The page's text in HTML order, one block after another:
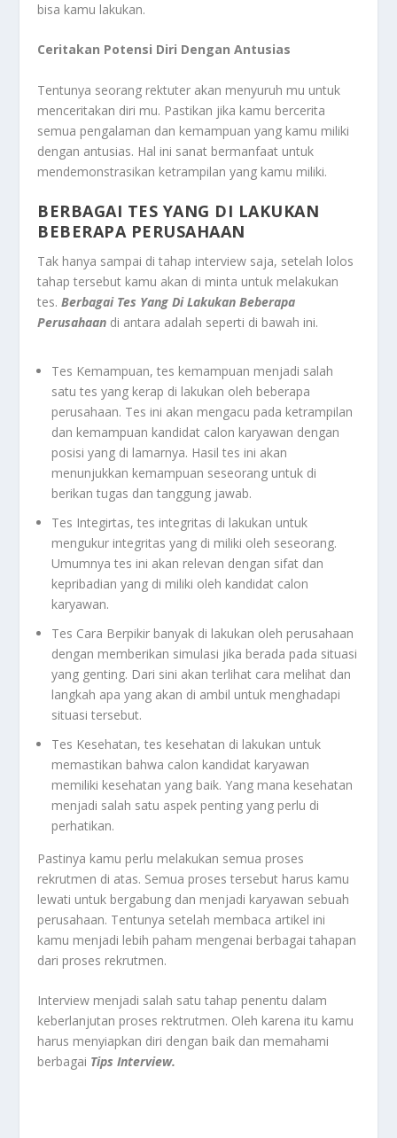
bisa kamu lakukan.
Ceritakan Potensi Diri Dengan Antusias
Tentunya seorang rektuter akan menyuruh mu untuk
menceritakan diri mu. Pastikan jika kamu bercerita
semua pengalaman dan kemampuan yang kamu miliki
dengan antusias. Hal ini sanat bermanfaat untuk
mendemonstrasikan ketrampilan yang kamu miliki.
BERBAGAI TES YANG DI LAKUKAN
BEBERAPA PERUSAHAAN
Tak hanya sampai di tahap interview saja, setelah lolos
tahap tersebut kamu akan di minta untuk melakukan
tes.Berbagai Tes Yang Di Lakukan Beberapa
Perusahaan di antara adalah seperti di bawah ini.
Tes Kemampuan, tes kemampuan menjadi salah
satu tes yang kerap di lakukan oleh beberapa
perusahaan. Tes ini akan mengacu pada ketrampilan
dan kemampuan kandidat calon karyawan dengan
posisi yang di lamarnya. Hasil tes ini akan
menunjukkan kemampuan seseorang untuk di
berikan tugas dan tanggung jawab.
Tes Integirtas, tes integritas di lakukan untuk
mengukur integritas yang di miliki oleh seseorang.
Umumnya tes ini akan relevan dengan sifat dan
kepribadian yang di miliki oleh kandidat calon
karyawan.
Tes Cara Berpikir banyak di lakukan oleh perusahaan
dengan memberikan simulasi jika berada pada situasi
yang genting. Dari sini akan terlihat cara melihat dan
langkah apa yang akan di ambil untuk menghadapi
situasi tersebut.
Tes Kesehatan, tes kesehatan di lakukan untuk
memastikan bahwa calon kandidat karyawan
memiliki kesehatan yang baik. Yang mana kesehatan
menjadi salah satu aspek penting yang perlu di
perhatikan.
Pastinya kamu perlu melakukan semua proses
rekrutmen di atas. Semua proses tersebut harus kamu
lewati untuk bergabung dan menjadi karyawan sebuah
perusahaan. Tentunya setelah membaca artikel ini
kamu menjadi lebih paham mengenai berbagai tahapan
dari proses rekrutmen.
Interview menjadi salah satu tahap penentu dalam
keberlanjutan proses rektrutmen. Oleh karena itu kamu
harus menyiapkan diri dengan baik dan memahami
berbagai Tips Interview.